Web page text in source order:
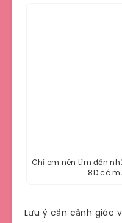
Chị em nên tìm đến
8D có
Lưu ý cần cảnh giác